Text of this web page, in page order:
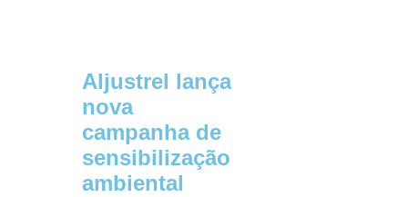
Aljustrel lança
nova
campanha de
sensibilização
ambiental